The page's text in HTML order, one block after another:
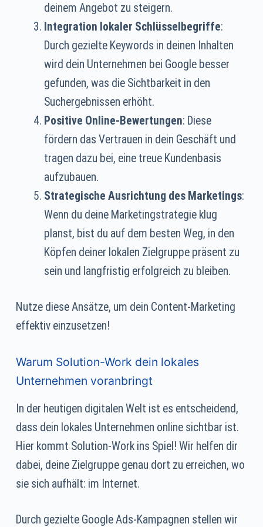
deinem Angebot zu steigern.
Integration lokaler Schlüsselbegriffe:
Durch gezielte Keywords in deinen Inhalten
wird dein Unternehmen bei Google besser
gefunden, was die Sichtbarkeit in den
Suchergebnissen erhöht.
Positive Online-Bewertungen: Diese
fördern das Vertrauen in dein Geschäft und
tragen dazu bei, eine treue Kundenbasis
aufzubauen.
Strategische Ausrichtung des Marketings:
Wenn du deine Marketingstrategie klug
planst, bist du auf dem besten Weg, in den
Köpfen deiner lokalen Zielgruppe präsent zu
sein und langfristig erfolgreich zu bleiben.
Nutze diese Ansätze, um dein Content-Marketing
effektiv einzusetzen!
Warum Solution-Work dein lokales
Unternehmen voranbringt
In der heutigen digitalen Welt ist es entscheidend,
dass dein lokales Unternehmen online sichtbar ist.
Hier kommt Solution-Work ins Spiel! Wir helfen dir
dabei, deine Zielgruppe genau dort zu erreichen, wo
sie sich aufhält: im Internet.
Durch gezielte Google Ads-Kampagnen stellen wir